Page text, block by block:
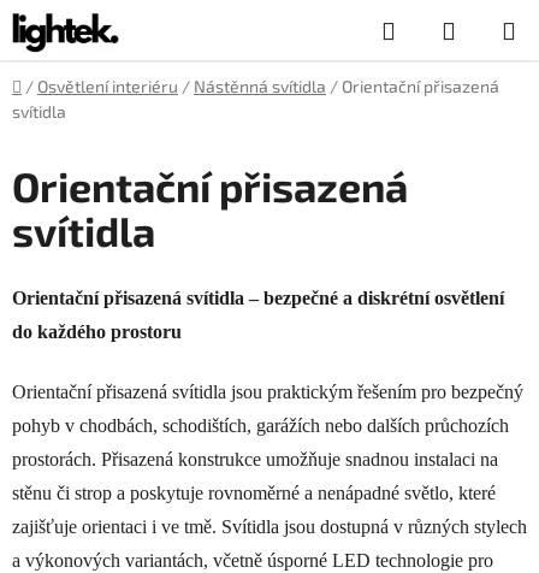
Přejít
na
obsah
Hledat
KOŠÍK
Domů
/ Osvětlení interiéru / Nástěnná svítidla / Orientační přisazená
svítidla
Orientační přisazená
svítidla
Orientační přisazená svítidla – bezpečné a diskrétní osvětlení
do každého prostoru
Orientační přisazená svítidla jsou praktickým řešením pro bezpečný
pohyb v chodbách, schodištích, garážích nebo dalších průchozích
prostorách. Přisazená konstrukce umožňuje snadnou instalaci na
stěnu či strop a poskytuje rovnoměrné a nenápadné světlo, které
zajišťuje orientaci i ve tmě. Svítidla jsou dostupná v různých stylech
a výkonových variantách, včetně úsporné LED technologie pro